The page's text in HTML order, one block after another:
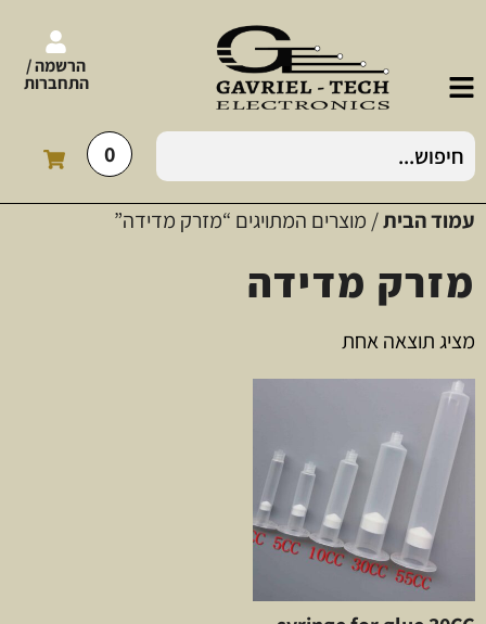
הרשמה /
התחברות
0
עמוד הבית/ מוצרים המתויגים “מזרק מדידה”
מזרק מדידה
מציג תוצאה אחת